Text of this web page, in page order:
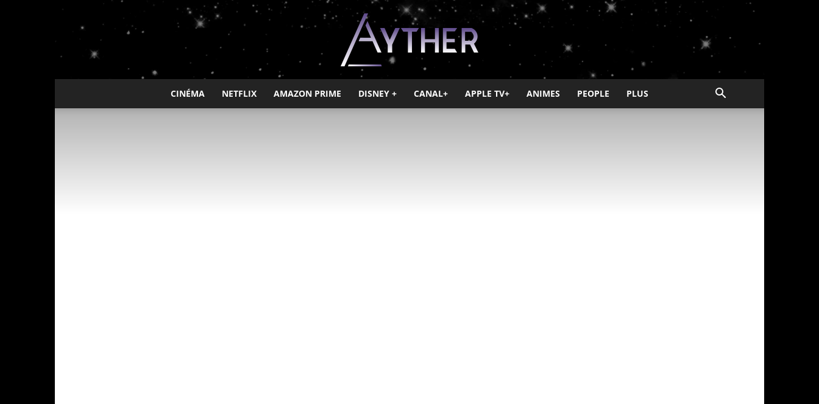
Ayther
CINÉMA NETFLIX AMAZON PRIME DISNEY + CANAL+ APPLE TV+ ANIMES PEOPLE PLUS